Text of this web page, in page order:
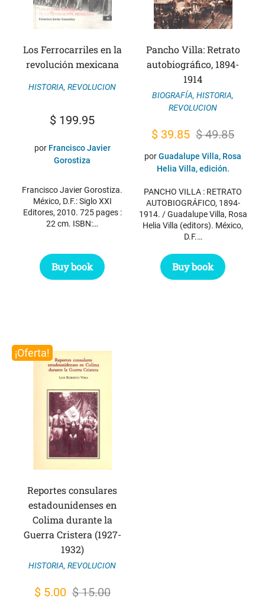
Los Ferrocarriles en la
revolución mexicana
HISTORIA, REVOLUCION
$ 199.95
por Francisco Javier
Gorostiza
Francisco Javier Gorostiza.
México, D.F.: Siglo XXI
Editores, 2010. 725 pages :
22 cm. ISBN:…
Buy book
Pancho Villa: Retrato
autobiográfico, 1894-
1914
BIOGRAFÍA, HISTORIA,
REVOLUCION
$49.85
El
precio
original
era:
$ 49.85.
$ 39.85 El
precio
actual
es:
$ 39.85.
porGuadalupe Villa, Rosa
Helia Villa, edición.
PANCHO VILLA : RETRATO
AUTOBIOGRÁFICO, 1894-
1914. / Guadalupe Villa, Rosa
Helia Villa (editors). México,
D.F.…
Buy book
¡Oferta!
Reportes consulares
estadounidenses en
Colima durante la
Guerra Cristera (1927-
1932)
HISTORIA, REVOLUCION
$15.00
El
$5.00 El